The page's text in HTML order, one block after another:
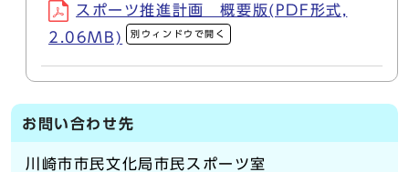
スポーツ推進計画 概要版(PDF形式,
2.06MB)
別ウィンドウで開く
お問い合わせ先
川崎市市民文化局市民スポーツ室